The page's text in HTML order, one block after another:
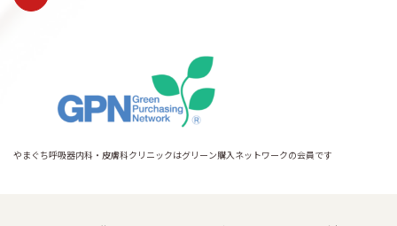
やまぐち呼吸器内科・皮膚科クリニックはグリーン購入ネットワークの会員です